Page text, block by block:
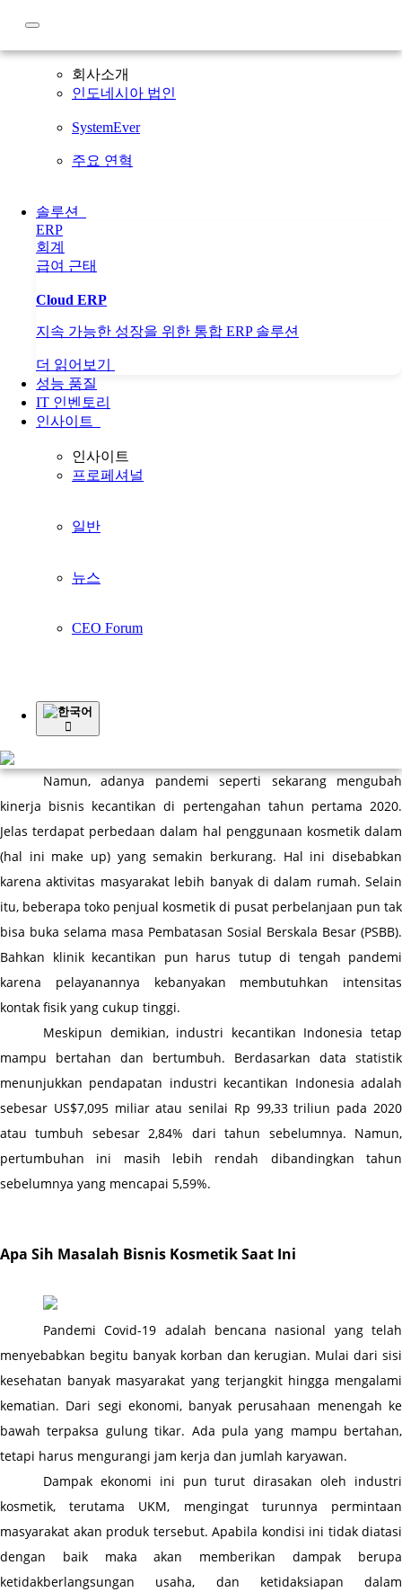
회사소개
인도네시아 법인
SystemEver
주요 연혁
솔루션
ERP
회계
급여 근태
Cloud ERP
지속 가능한 성장을 위한 통합 ERP 솔루션
더 읽어보기
성능 품질
IT 인벤토리
인사이트
인사이트
프로페셔널
일반
뉴스
CEO Forum
한국어
홈페이지 Article
Bisnis Kosmetik
Bisnis Kosmetik
Saat ini Indonesia bisa dikatakan mempunyai produk-
up), skin care (perawatan kulit), perawatan diri, dan wewangian.
Sepanjang tahun 2019, industri kecantikan sendiri bisa mencatat
pertumbuhan hampir mencapai angka 6%.
Namun, adanya pandemi seperti sekarang mengubah
kinerja bisnis kecantikan di pertengahan tahun pertama 2020.
Jelas terdapat perbedaan dalam hal penggunaan kosmetik dalam
(hal ini make up) yang semakin berkurang. Hal ini disebabkan
karena aktivitas masyarakat lebih banyak di dalam rumah. Selain
itu, beberapa toko penjual kosmetik di pusat perbelanjaan pun tak
bisa buka selama masa Pembatasan Sosial Berskala Besar (PSBB).
Bahkan klinik kecantikan pun harus tutup di tengah pandemi
karena pelayanannya kebanyakan membutuhkan intensitas
kontak fisik yang cukup tinggi.
Meskipun demikian, industri kecantikan Indonesia tetap
mampu bertahan dan bertumbuh. Berdasarkan data statistik
menunjukkan pendapatan industri kecantikan Indonesia adalah
sebesar US$7,095 miliar atau senilai Rp 99,33 triliun pada 2020
atau tumbuh sebesar 2,84% dari tahun sebelumnya. Namun,
pertumbuhan ini masih lebih rendah dibandingkan tahun
sebelumnya yang mencapai 5,59%.
Apa Sih Masalah Bisnis Kosmetik Saat Ini
Pandemi Covid-19 adalah bencana nasional yang telah
menyebabkan begitu banyak korban dan kerugian. Mulai dari sisi
kesehatan banyak masyarakat yang terjangkit hingga mengalami
kematian. Dari segi ekonomi, banyak perusahaan menengah ke
bawah terpaksa gulung tikar. Ada pula yang mampu bertahan,
tetapi harus mengurangi jam kerja dan jumlah karyawan.
Dampak ekonomi ini pun turut dirasakan oleh industri
kosmetik, terutama UKM, mengingat turunnya permintaan
masyarakat akan produk tersebut. Apabila kondisi ini tidak diatasi
dengan baik maka akan memberikan dampak berupa
ketidakberlangsungan usaha, dan ketidaksiapan dalam